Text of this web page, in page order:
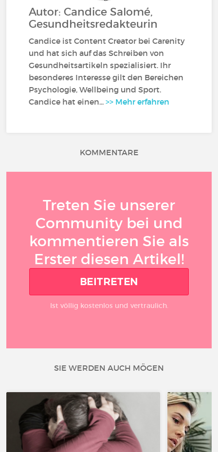
Autor: Candice Salomé,
Gesundheitsredakteurin
Candice ist Content Creator bei Carenity
und hat sich auf das Schreiben von
Gesundheitsartikeln spezialisiert. Ihr
besonderes Interesse gilt den Bereichen
Psychologie, Wellbeing und Sport.
Candice hat einen...>> Mehr erfahren
KOMMENTARE
Treten Sie unserer
Community bei und
kommentieren Sie als
Erster diesen Artikel!
BEITRETEN
Ist völlig kostenlos und vertraulich.
SIE WERDEN AUCH MÖGEN